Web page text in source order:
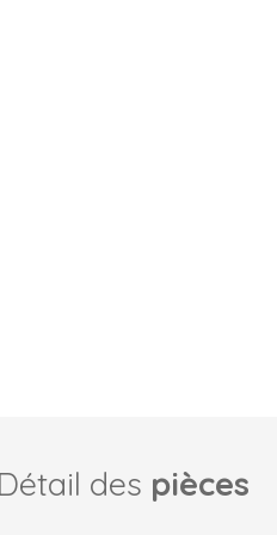
Détail des pièces